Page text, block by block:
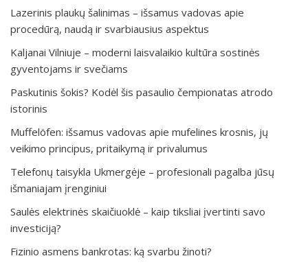
Lazerinis plaukų šalinimas – išsamus vadovas apie
procedūrą, naudą ir svarbiausius aspektus
Kaljanai Vilniuje – moderni laisvalaikio kultūra sostinės
gyventojams ir svečiams
Paskutinis šokis? Kodėl šis pasaulio čempionatas atrodo
istorinis
Muffelöfen: išsamus vadovas apie mufelines krosnis, jų
veikimo principus, pritaikymą ir privalumus
Telefonų taisykla Ukmergėje – profesionali pagalba jūsų
išmaniajam įrenginiui
Saulės elektrinės skaičiuoklė – kaip tiksliai įvertinti savo
investiciją?
Fizinio asmens bankrotas: ką svarbu žinoti?